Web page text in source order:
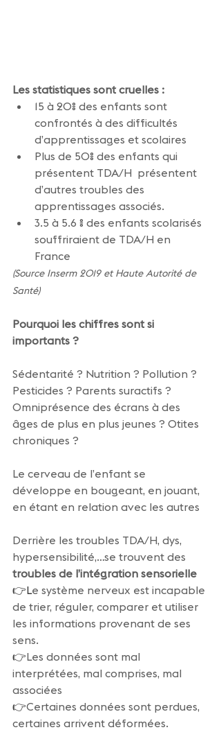
Les statistiques sont cruelles :
15 à 20% des enfants sont
confrontés à des difficultés
d’apprentissages et scolaires
Plus de 50% des enfants qui
présentent TDA/H  présentent
d’autres troubles des
apprentissages associés.
3.5 à 5.6 % des enfants scolarisés
souffriraient de TDA/H en
France
(Source Inserm 2019 et Haute Autorité de
Santé)
Pourquoi les chiffres sont si
importants ?
Sédentarité ? Nutrition ? Pollution ?
Pesticides ? Parents suractifs ?
Omniprésence des écrans à des
âges de plus en plus jeunes ? Otites
chroniques ?
Le cerveau de l’enfant se
développe en bougeant, en jouant,
en étant en relation avec les autres
Derrière les troubles TDA/H, dys,
hypersensibilité,…se trouvent des
troubles de l’intégration sensorielle
👉Le système nerveux est incapable
de trier, réguler, comparer et utiliser
les informations provenant de ses
sens.
👉Les données sont mal
interprétées, mal comprises, mal
associées
👉Certaines données sont perdues,
certaines arrivent déformées.